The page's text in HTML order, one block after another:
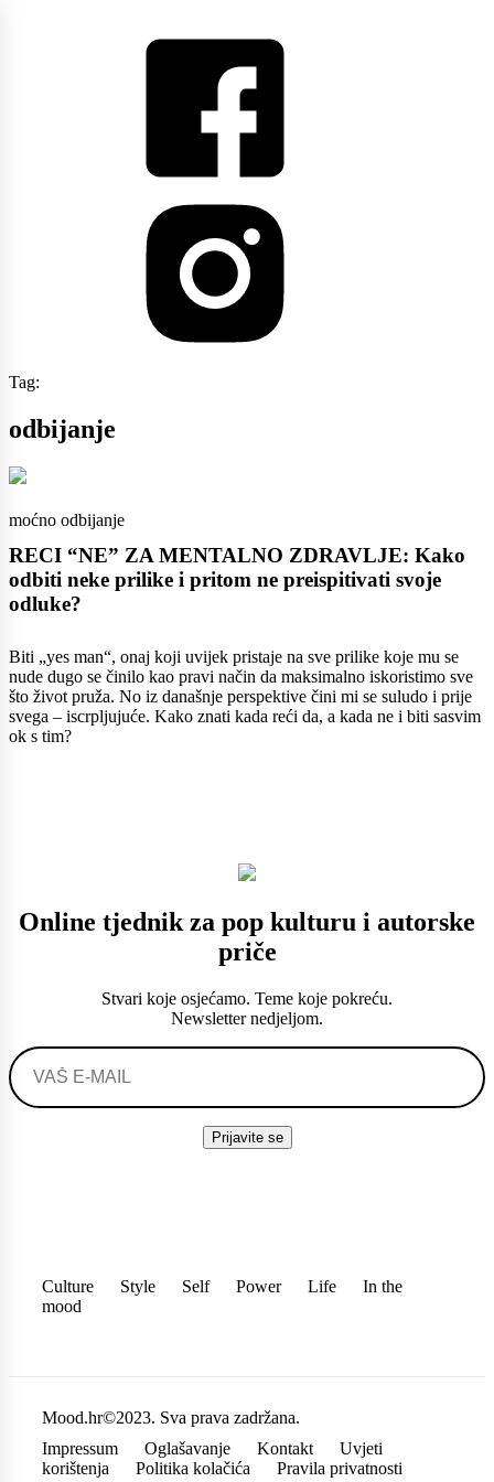
Tag:
odbijanje
moćno odbijanje
RECI “NE” ZA MENTALNO ZDRAVLJE: Kako
odbiti neke prilike i pritom ne preispitivati svoje
odluke?
Biti „yes man“, onaj koji uvijek pristaje na sve prilike koje mu se
nude dugo se činilo kao pravi način da maksimalno iskoristimo sve
što život pruža. No iz današnje perspektive čini mi se suludo i prije
svega – iscrpljujuće. Kako znati kada reći da, a kada ne i biti sasvim
ok s tim?
Online tjednik za pop kulturu i autorske
priče
Stvari koje osjećamo. Teme koje pokreću.
Newsletter nedjeljom.
Culture Style Self Power Life
In the
mood
Mood.hr©2023. Sva prava zadržana.
Impressum
Oglašavanje Kontakt
Uvjeti
korištenja
Politika kolačića Pravila privatnosti